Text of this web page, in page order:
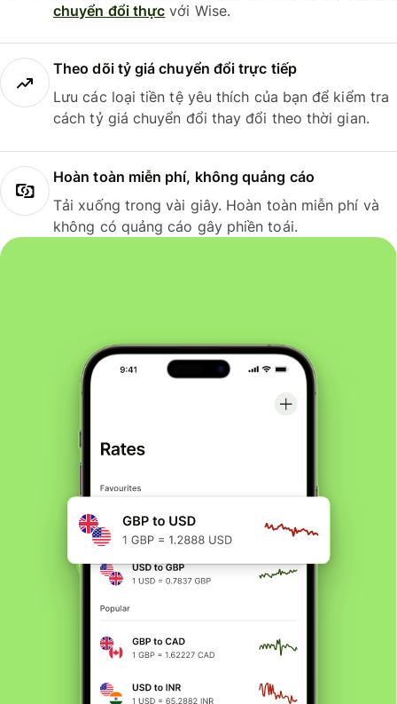
chuyển đổi thực với Wise.
Theo dõi tỷ giá chuyển đổi trực tiếp
Lưu các loại tiền tệ yêu thích của bạn để kiểm tra
cách tỷ giá chuyển đổi thay đổi theo thời gian.
Hoàn toàn miễn phí, không quảng cáo
Tải xuống trong vài giây. Hoàn toàn miễn phí và
không có quảng cáo gây phiền toái.